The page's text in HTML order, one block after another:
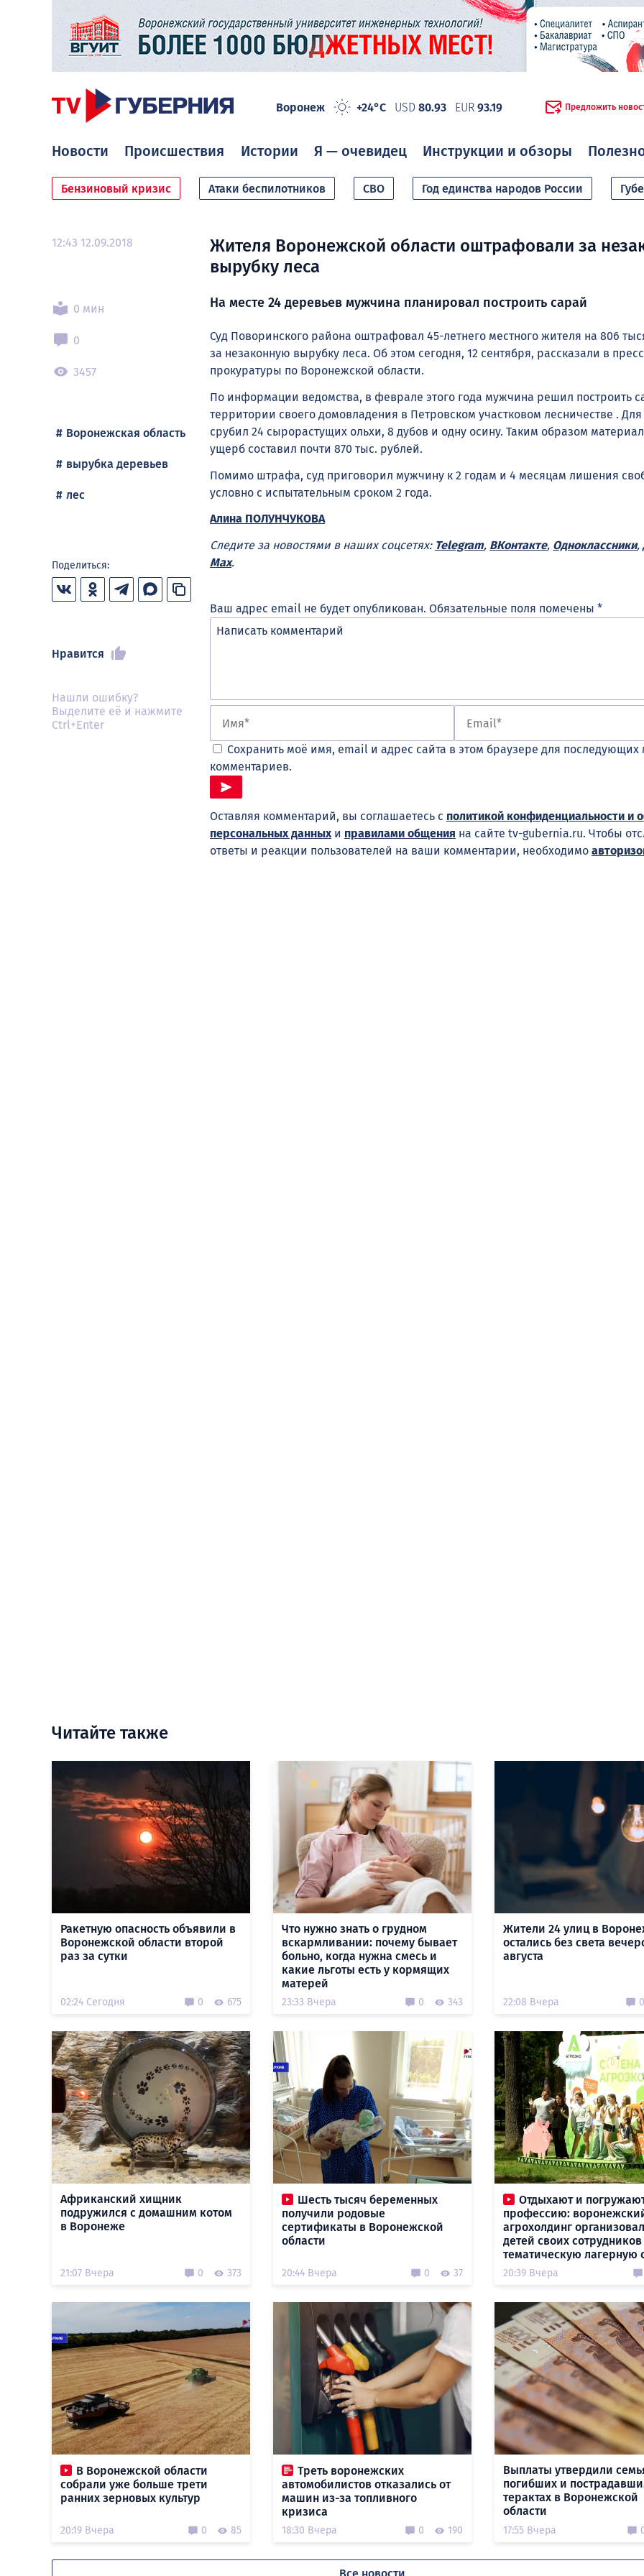
Воронеж +24°C USD 80.93 EUR 93.19 Предложить
Новости Происшествия Истории Я — очевидец Инструкции и обзоры
Бензиновый кризис Атаки беспилотников СВО Год единства народов России
12:43 12.09.2018
0 мин
0
3457
Воронежская область
вырубка деревьев
лес
Поделиться:
Нравится
Нашли ошибку?
Выделите её и нажмите
Ctrl+Enter
Жителя Воронежской области оштрафовали за
вырубку леса
На месте 24 деревьев мужчина планировал построить сарай
Суд Поворинского района оштрафовал 45-летнего местного жителя на 806
за незаконную вырубку леса. Об этом сегодня, 12 сентября, рассказали в
прокуратуры по Воронежской области.
По информации ведомства, в феврале этого года мужчина решил построить
территории своего домовладения в Петровском участковом лесничестве . Для
срубил 24 сырорастущих ольхи, 8 дубов и одну осину. Таким образом
ущерб составил почти 870 тыс. рублей.
Помимо штрафа, суд приговорил мужчину к 2 годам и 4 месяцам лишения
условно с испытательным сроком 2 года.
Алина ПОЛУНЧУКОВА
Следите за новостями в наших соцсетях: Telegram, ВКонтакте, Одноклассники,
Max.
Ваш адрес email не будет опубликован. Обязательные поля помечены *
Сохранить моё имя, email и адрес сайта в этом браузере для последующих
комментариев.
Оставляя комментарий, вы соглашаетесь с политикой конфиденциальности и
персональных данныхи правилами общения на сайте tv-gubernia.ru. Чтобы
ответы и реакции пользователей на ваши комментарии, необходимо
Читайте также
Ракетную опасность объявили в
Воронежской области второй
раз за сутки
02:24 Сегодня 0 675
Что нужно знать о грудном
вскармливании: почему бывает
больно, когда нужна смесь и
какие льготы есть у кормящих
матерей
23:33 Вчера 0 343
Жители 24 улиц в
остались без света
августа
22:08 Вчера 0
Африканский хищник
подружился с домашним котом
в Воронеже
21:07 Вчера 0 373
Шесть тысяч беременных
получили родовые
сертификаты в Воронежской
области
20:44 Вчера 0 37
Отдыхают и
профессию:
агрохолдинг
детей своих сотрудников
тематическую лагерную
20:39 Вчера
В Воронежской области
собрали уже больше трети
ранних зерновых культур
20:19 Вчера 0 85
Треть воронежских
автомобилистов отказались от
машин из-за топливного
кризиса
18:30 Вчера 0 190
Выплаты утвердили
погибших и
терактах в Воронежской
области
17:55 Вчера